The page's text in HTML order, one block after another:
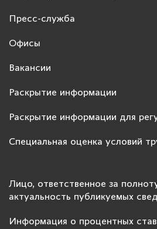
Пресс-служба
Офисы
Вакансии
Раскрытие информации
Раскрытие информации для
Специальная оценка условий
Лицо, ответственное за
актуальность публикуемых
Информация о процентных